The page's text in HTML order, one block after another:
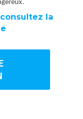
la